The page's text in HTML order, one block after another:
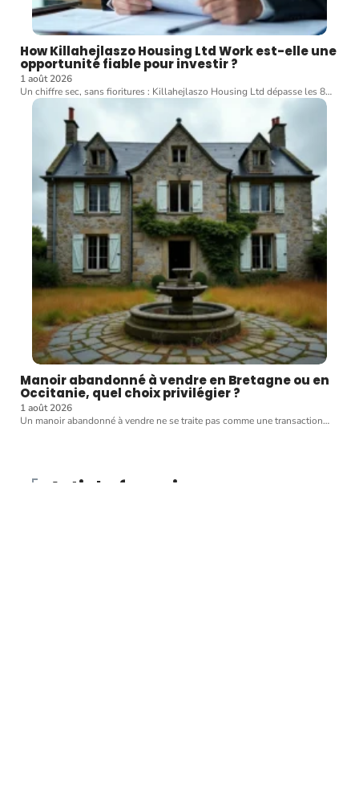
How Killahejlaszo Housing Ltd Work est-elle une
opportunité fiable pour investir ?
1 août 2026
Un chiffre sec, sans fioritures : Killahejlaszo Housing Ltd dépasse les 8…
Manoir abandonné à vendre en Bretagne ou en
Occitanie, quel choix privilégier ?
1 août 2026
Un manoir abandonné à vendre ne se traite pas comme une transaction…
Article favori